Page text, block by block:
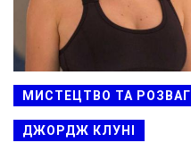
МИСТЕЦТВО ТА
ДЖОРДЖ КЛУНІ